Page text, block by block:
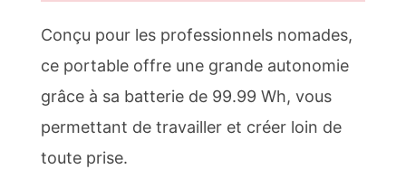
Conçu pour les professionnels nomades,
ce portable offre une grande autonomie
grâce à sa batterie de 99.99 Wh, vous
permettant de travailler et créer loin de
toute prise.